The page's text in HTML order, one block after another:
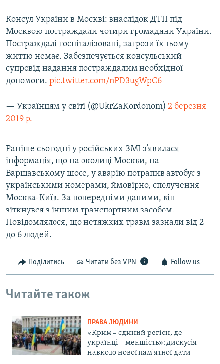
Консул України в Москві: внаслідок ДТП під
Москвою постраждали чотири громадяни України.
Постраждалі госпіталізовані, загрози їхньому
життю немає. Забезпечується консульський
супровід надання постраждалим необхідної
допомоги. pic.twitter.com/nPD3ugWpC6
— Українцям у світі (@UkrZaKordonom) 2 березня
2019 р.
Раніше сьогодні у російських ЗМІ з’явилася
інформація, що на околиці Москви, на
Варшавському шосе, у аварію потрапив автобус з
українськими номерами, ймовірно, сполучення
Москва-Київ. За попередніми даними, він
зіткнувся з іншим транспортним засобом.
Повідомлялося, що нетяжких травм зазнали від 2
до 6 людей.​
Поділитись Читати без VPN Follow us
Читайте також
ПРАВА ЛЮДИНИ
«Крим – єдиний регіон, де
українці – меншість»: дискусія
навколо нової пам'ятної дати